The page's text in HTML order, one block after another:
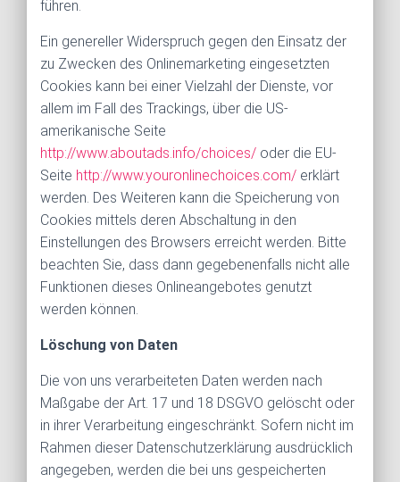
führen.
Ein genereller Widerspruch gegen den Einsatz der
zu Zwecken des Onlinemarketing eingesetzten
Cookies kann bei einer Vielzahl der Dienste, vor
allem im Fall des Trackings, über die US-
amerikanische Seite
http://www.aboutads.info/choices/ oder die EU-
Seite http://www.youronlinechoices.com/ erklärt
werden. Des Weiteren kann die Speicherung von
Cookies mittels deren Abschaltung in den
Einstellungen des Browsers erreicht werden. Bitte
beachten Sie, dass dann gegebenenfalls nicht alle
Funktionen dieses Onlineangebotes genutzt
werden können.
Löschung von Daten
Die von uns verarbeiteten Daten werden nach
Maßgabe der Art. 17 und 18 DSGVO gelöscht oder
in ihrer Verarbeitung eingeschränkt. Sofern nicht im
Rahmen dieser Datenschutzerklärung ausdrücklich
angegeben, werden die bei uns gespeicherten